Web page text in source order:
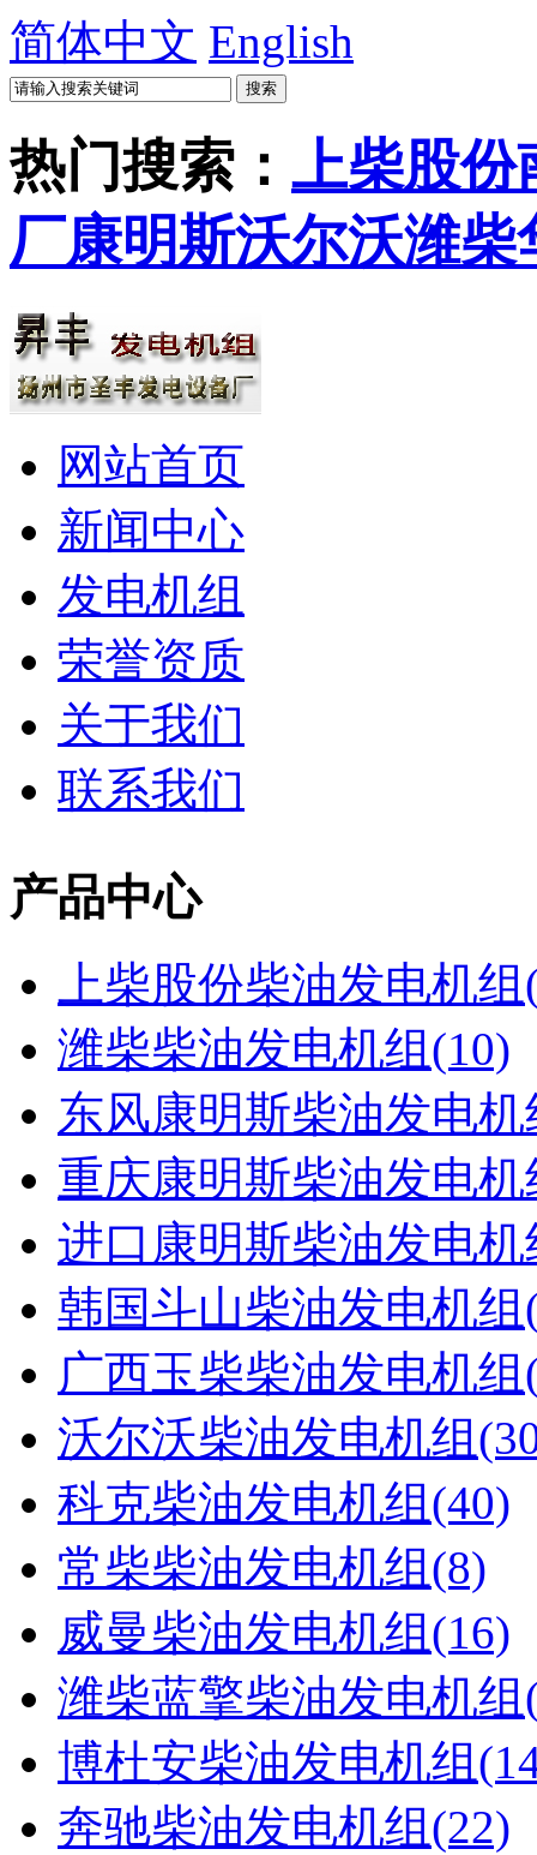
简体中文 English
热门搜索： 上柴股份
厂康明斯沃尔沃潍柴
网站首页
新闻中心
发电机组
荣誉资质
关于我们
联系我们
产品中心
上柴股份柴油发电机组
潍柴柴油发电机组(10)
东风康明斯柴油发电机
重庆康明斯柴油发电机
进口康明斯柴油发电机
韩国斗山柴油发电机组
广西玉柴柴油发电机组
沃尔沃柴油发电机组
科克柴油发电机组(40)
常柴柴油发电机组(8)
威曼柴油发电机组(16)
潍柴蓝擎柴油发电机组
博杜安柴油发电机组
奔驰柴油发电机组(22)